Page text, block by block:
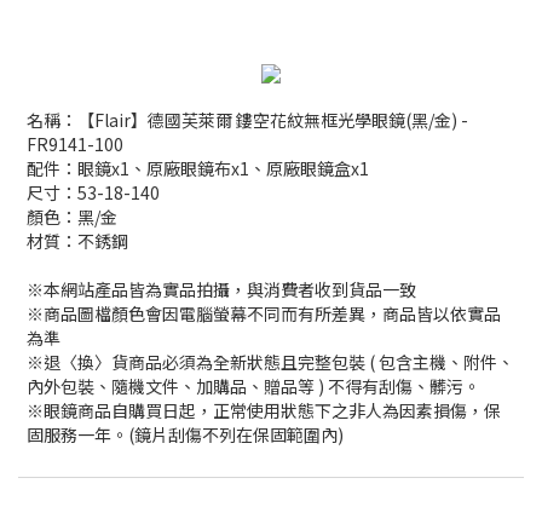
名稱：【Flair】德國芙萊爾 鏤空花紋無框光學眼鏡(黑/金) -
FR9141-100
配件：眼鏡x1、原廠眼鏡布x1、原廠眼鏡盒x1
尺寸：53-18-140
顏色：黑/金
材質：不銹鋼
※本網站產品皆為實品拍攝，與消費者收到貨品一致
※商品圖檔顏色會因電腦螢幕不同而有所差異，商品皆以依實品
為準
※退〈換〉貨商品必須為全新狀態且完整包裝 ( 包含主機、附件、
內外包裝、隨機文件、加購品、贈品等 ) 不得有刮傷、髒污。
※眼鏡商品自購買日起，正常使用狀態下之非人為因素損傷，保
固服務一年。(鏡片刮傷不列在保固範圍內)